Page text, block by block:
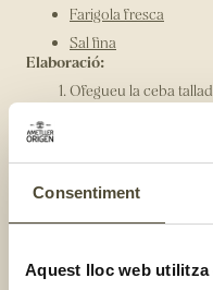
Consentiment
Aquest lloc web utilitza
Farigola fresca
Sal fina
Elaboració:
Ofegueu la ceba
Afegiu-hi l’all
Afegiu-hi el
Afegiu-hi la patata a
Afegiu-hi el rap net i